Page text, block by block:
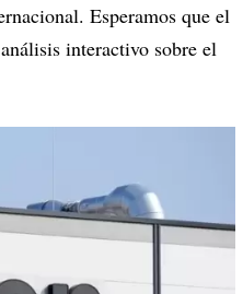
Esperamos que el
interactivo sobre el